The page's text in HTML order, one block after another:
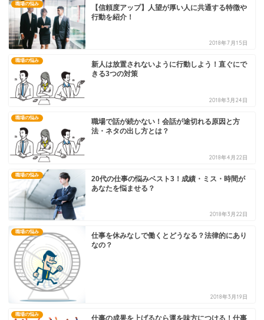
職場の悩み
【信頼度アップ】人望が厚い人に共通する特徴や
行動を紹介！
2018年7月15日
職場の悩み
新人は放置されないように行動しよう！直ぐにで
きる3つの対策
2018年3月24日
職場の悩み
職場で話が続かない！会話が途切れる原因と方
法・ネタの出し方とは？
2018年4月22日
職場の悩み
20代の仕事の悩みベスト3！成績・ミス・時間が
あなたを悩ませる？
2018年3月22日
職場の悩み
仕事を休みなしで働くとどうなる？法律的にあり
なの？
2018年3月19日
職場の悩み